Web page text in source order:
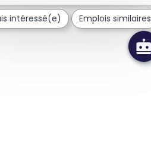
intéressé(e) Emplois similaires